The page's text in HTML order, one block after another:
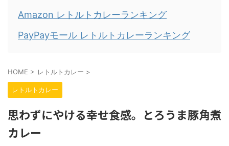
Amazon レトルトカレーランキング
PayPayモール レトルトカレーランキング
HOME > レトルトカレー >
レトルトカレー
思わずにやける幸せ食感。とろうま豚角煮
カレー